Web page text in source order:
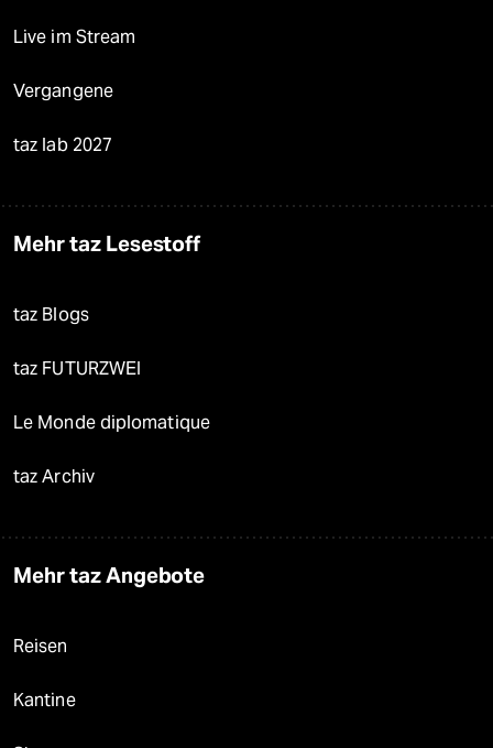
Live im Stream
Vergangene
taz lab 2027
Mehr taz Lesestoff
taz Blogs
taz FUTURZWEI
Le Monde diplomatique
taz Archiv
Mehr taz Angebote
Reisen
Kantine